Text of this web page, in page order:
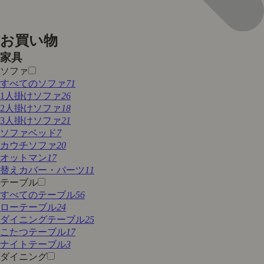
お買い物
家具
ソファ
すべてのソファ71
1人掛けソファ26
2人掛けソファ 18
3人掛けソファ21
ソファベッド7
カウチソファ20
オットマン17
替えカバー・パーツ 11
テーブル
すべてのテーブル56
ローテーブル24
ダイニングテーブル25
こたつテーブル17
ナイトテーブル3
ダイニング